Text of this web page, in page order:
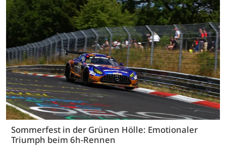
Sommerfest in der Grünen Hölle: Emotionaler
Triumph beim 6h-Rennen